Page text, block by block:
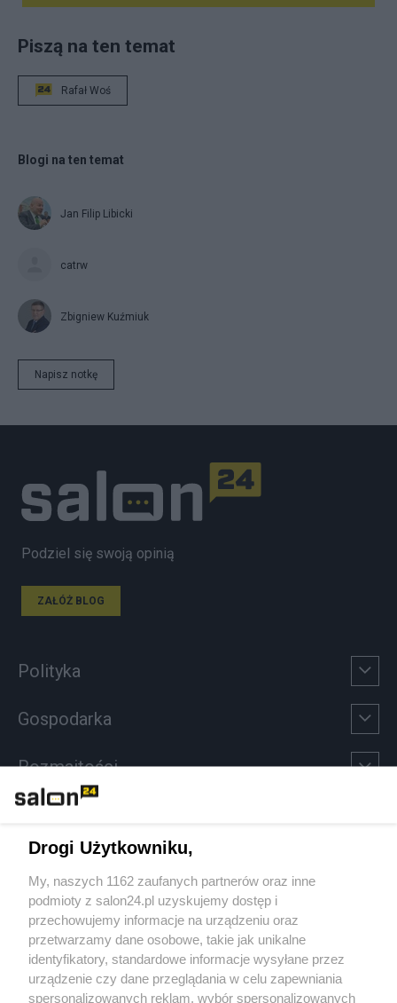
Piszą na ten temat
Rafał Woś
Blogi na ten temat
Jan Filip Libicki
catrw
Zbigniew Kuźmiuk
Napisz notkę
Podziel się swoją opinią
ZAŁÓŻ BLOG
Polityka
Gospodarka
Rozmaitości
Sport
Społeczeństwo
Kultura
Drogi Użytkowniku,
My, naszych 1162 zaufanych partnerów oraz inne
podmioty z salon24.pl uzyskujemy dostęp i
przechowujemy informacje na urządzeniu oraz
przetwarzamy dane osobowe, takie jak unikalne
identyfikatory, standardowe informacje wysyłane przez
urządzenie czy dane przeglądania w celu zapewniania
spersonalizowanych reklam, wybór spersonalizowanych